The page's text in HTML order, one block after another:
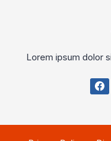
Lorem ipsum dolor